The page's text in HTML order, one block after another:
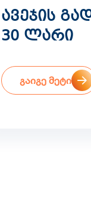
ავეჯის
30 ლარი
გაიგე მეტი